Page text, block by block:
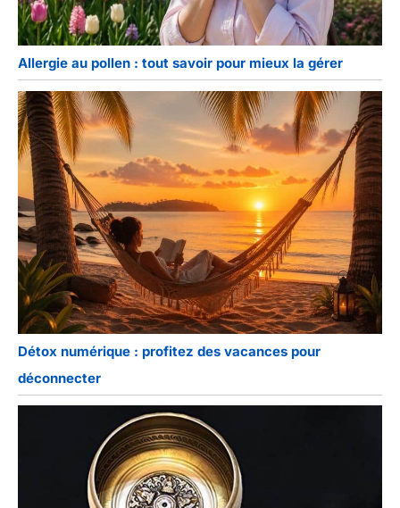
Allergie au pollen : tout savoir pour mieux la gérer
Détox numérique : profitez des vacances pour
déconnecter